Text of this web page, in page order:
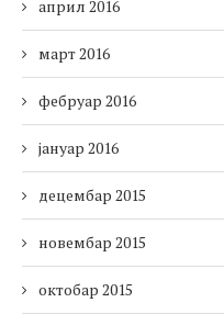
април 2016
март 2016
фебруар 2016
јануар 2016
децембар 2015
новембар 2015
октобар 2015